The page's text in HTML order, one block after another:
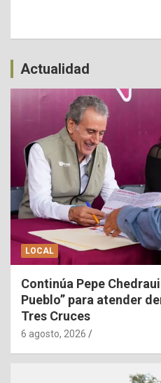
Actualidad
LOCAL
Continúa Pepe
Pueblo” para atender
Tres Cruces
6 agosto, 2026